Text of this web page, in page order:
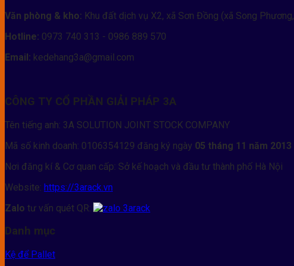
Tối ưu đến 70% diện tích khobằng cách khai thác chiều cao từ
Chuẩn hóa quy trình logistics: quản lý hàng hóa theo Pallet –
Tăng tốc xuất nhậpnhờ xe nâng vào lấy hàng thuận tiện.
Giảm chi phí dài hạnnhờ kết cấu bền vững, tuổi thọ cao 10–15
Đây là lý do các nhà máy sản xuất linh kiện, kho thương mại điện tử,
Văn phòng & kho: Khu đất dịch vụ X2, xã Sơn Đồng (xã Song
Hotline: 0973 740 313 - 0986 889 570
Email: kedehang3a@gmail.com
CÔNG TY CỔ PHẦN GIẢI PHÁP 3A
Tên tiếng anh: 3A SOLUTION JOINT STOCK COMPANY
Mã số kinh doanh: 0106354129 đăng ký ngày 05 tháng 11 năm 2013
Nơi đăng kí & Cơ quan cấp: Sở kế hoạch và đầu tư thành phố Hà Nội
Website: https://3arack.vn
Zalo tư vấn quét QR:
Danh mục
Kệ để Pallet